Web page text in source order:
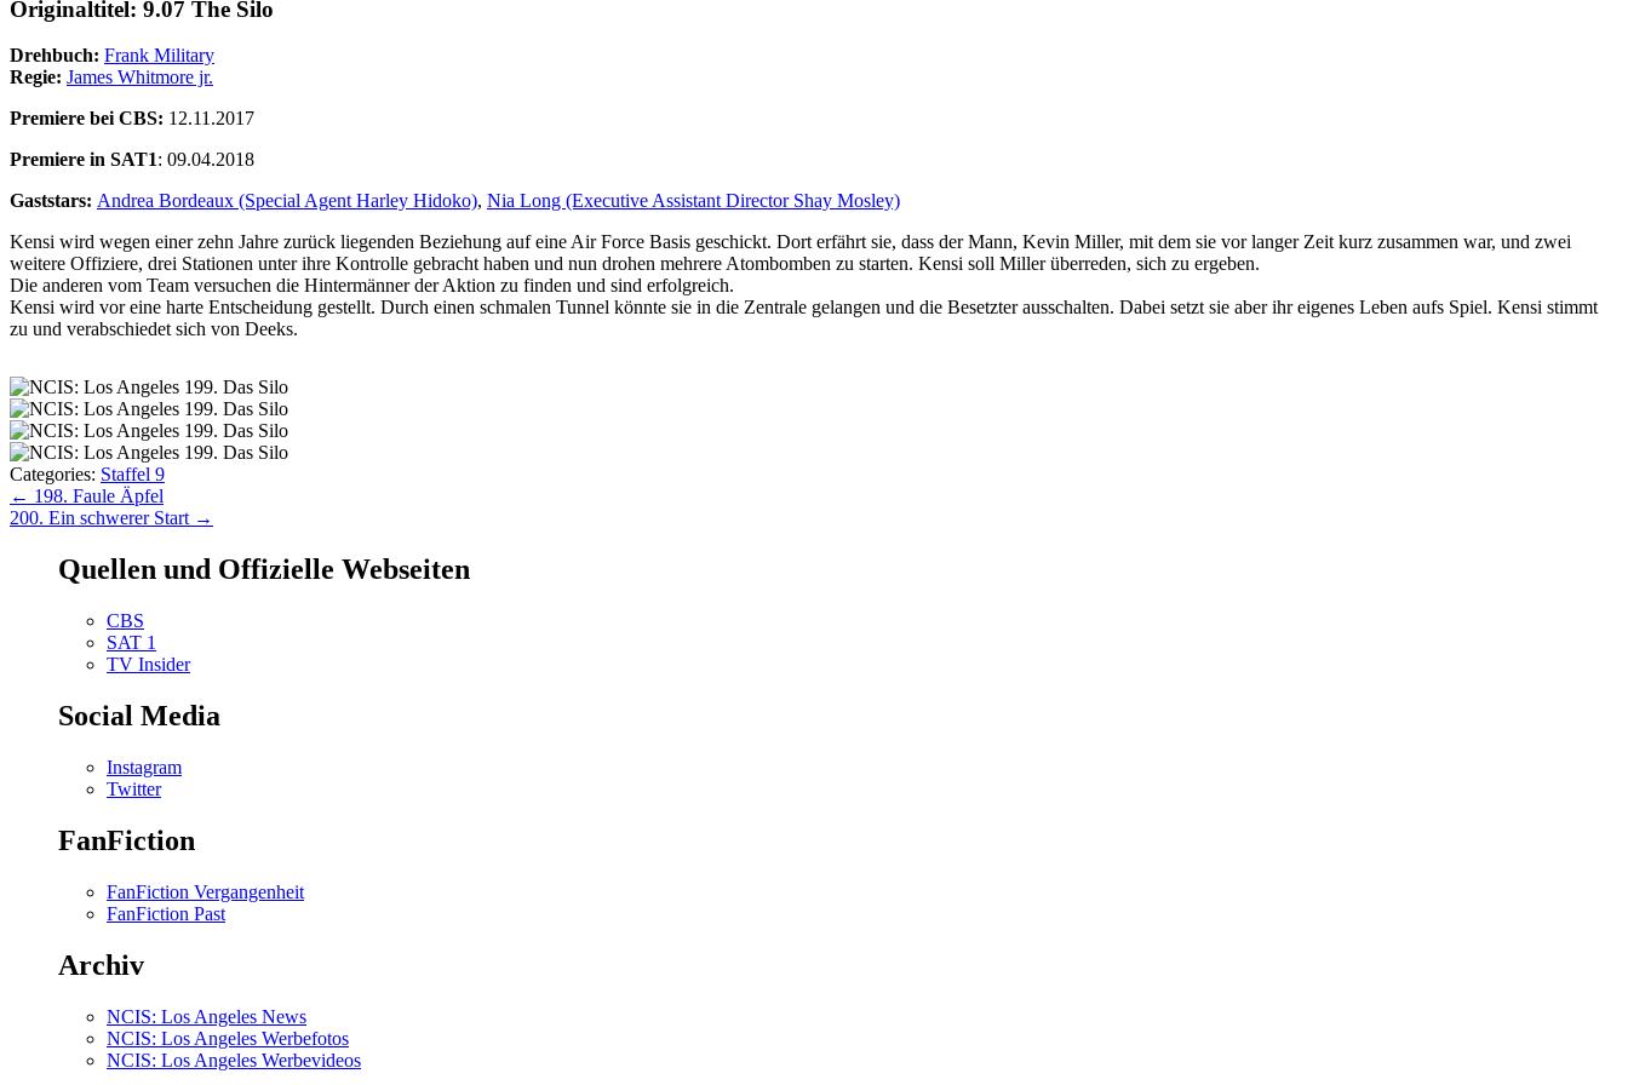
Originaltitel: 9.07 The Silo
Drehbuch: Frank Military
Regie: James Whitmore jr.
Premiere bei CBS: 12.11.2017
Premiere in SAT1: 09.04.2018
Gaststars: Andrea Bordeaux (Special Agent Harley Hidoko), Nia Long (Executive Assistant Director Shay Mosley)
Kensi wird wegen einer zehn Jahre zurück liegenden Beziehung auf eine Air Force Basis geschickt. Dort erfährt sie, dass der Mann, Kevin Miller, mit dem sie vor langer Zeit kurz zusammen war, und zwei
weitere Offiziere, drei Stationen unter ihre Kontrolle gebracht haben und nun drohen mehrere Atombomben zu starten. Kensi soll Miller überreden, sich zu ergeben.
Die anderen vom Team versuchen die Hintermänner der Aktion zu finden und sind erfolgreich.
Kensi wird vor eine harte Entscheidung gestellt. Durch einen schmalen Tunnel könnte sie in die Zentrale gelangen und die Besetzter ausschalten. Dabei setzt sie aber ihr eigenes Leben aufs Spiel. Kensi stimmt
zu und verabschiedet sich von Deeks.
Categories: Staffel 9
Beitragsnavigation
← 198. Faule Äpfel
200. Ein schwerer Start →
Quellen und Offizielle Webseiten
CBS
SAT 1
TV Insider
Social Media
Instagram
Twitter
FanFiction
FanFiction Vergangenheit
FanFiction Past
Archiv
NCIS: Los Angeles News
NCIS: Los Angeles Werbefotos
NCIS: Los Angeles Werbevideos